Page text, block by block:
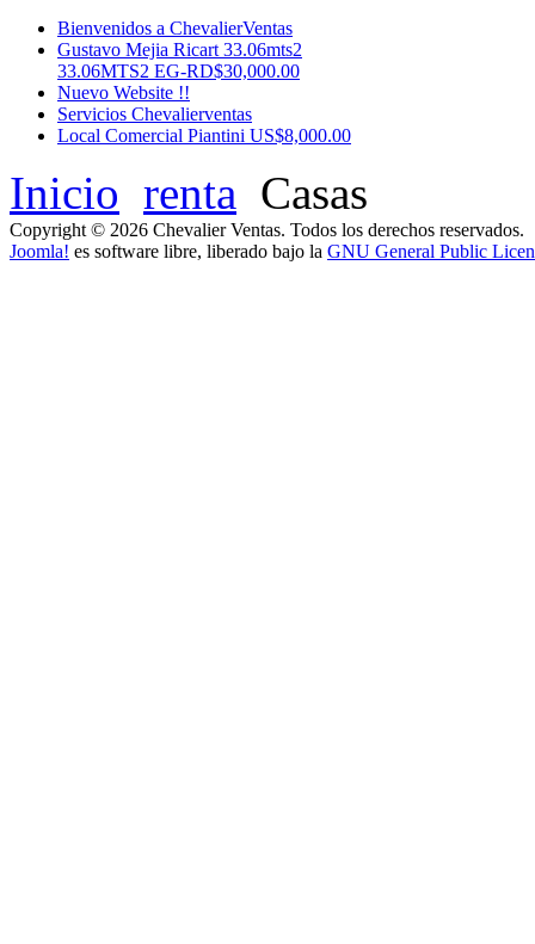
Bienvenidos a ChevalierVentas
Gustavo Mejia Ricart 33.06mts2
33.06MTS2 EG-RD$30,000.00
Nuevo Website !!
Servicios Chevalierventas
Local Comercial Piantini US$8,000.00
Inicio renta Casas
Copyright © 2026 Chevalier Ventas. Todos los derechos reservados.
Joomla! es software libre, liberado bajo la GNU General Public